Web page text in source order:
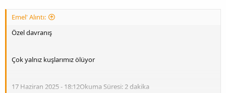
Emel' Alıntı:
Özel davranış
Çok yalnız kuşlarımız ölüyor
17 Haziran 2025 - 18:12Okuma Süresi: 2 dakika